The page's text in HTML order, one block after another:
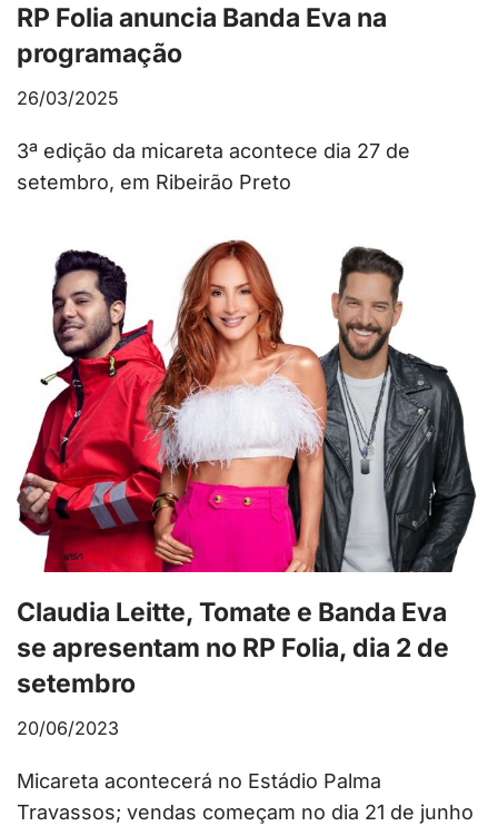
RP Folia anuncia Banda Eva na
programação
26/03/2025
3ª edição da micareta acontece dia 27 de
setembro, em Ribeirão Preto
Claudia Leitte, Tomate e Banda Eva
se apresentam no RP Folia, dia 2 de
setembro
20/06/2023
Micareta acontecerá no Estádio Palma
Travassos; vendas começam no dia 21 de junho